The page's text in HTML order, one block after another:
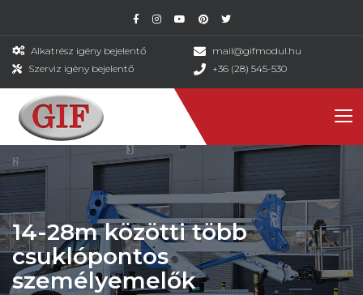
Alkatrész igény bejelentő
Szerviz igény bejelentő
mail@gifmodul.hu
+36 (28) 545-530
14-28m közötti több
csuklópontos
személyemelők